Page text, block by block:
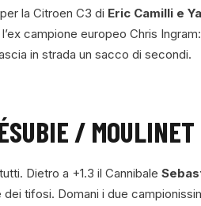
la Citroen C3 di Eric Camilli e
campione europeo Chris
in strada un sacco di secondi.
/
Dietro a +1.3 il Cannibale
tifosi. Domani i due